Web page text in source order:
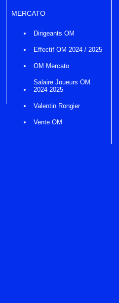
MERCATO
Dirigeants OM
Effectif OM 2024 / 2025
OM Mercato
Salaire Joueurs OM
2024 2025
Valentin Rongier
Vente OM